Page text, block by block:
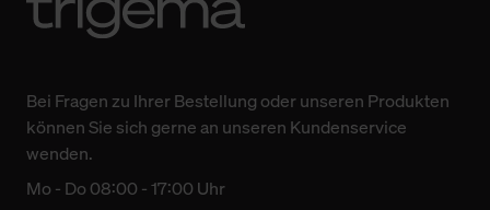
Bei Fragen zu Ihrer Bestellung oder unseren Produkten
können Sie sich gerne an unseren Kundenservice
wenden.
Mo - Do 08:00 - 17:00 Uhr